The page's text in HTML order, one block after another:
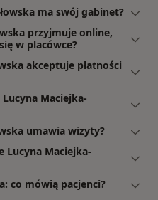
ma swój gabinet?
przyjmuje online,
w placówce?
akceptuje płatności
Maciejka-
umawia wizyty?
Lucyna Maciejka-
co mówią pacjenci?